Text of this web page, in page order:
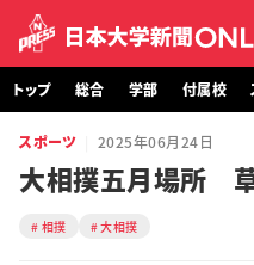
トップ
トップ 総合 学部 付属校
スポーツ 2025年06月24日
大相撲五月場所
相撲 大相撲